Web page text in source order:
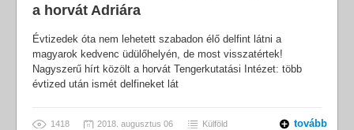
a horvát Adriára
Évtizedek óta nem lehetett szabadon élő delfint látni a
magyarok kedvenc üdülőhelyén, de most visszatértek!
Nagyszerű hírt közölt a horvát Tengerkutatási Intézet: több
évtized után ismét delfineket lát
1418 2018. augusztus 06 Külföld tovább